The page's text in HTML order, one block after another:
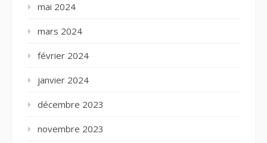
mai 2024
mars 2024
février 2024
janvier 2024
décembre 2023
novembre 2023